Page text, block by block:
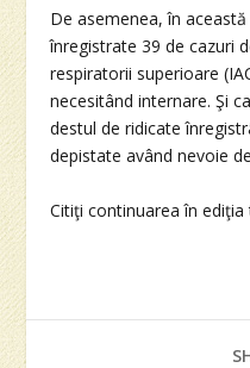
De asemenea, în
înregistrate 39 de cazuri
respiratorii superioare
necesitând internare. Şi
destul de ridicate
depistate având nevoie
Citiţi continuarea în